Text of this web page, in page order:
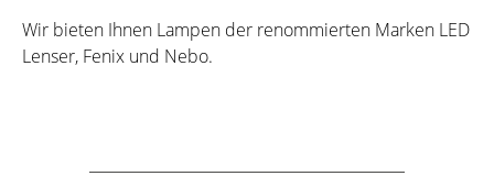
Wir bieten Ihnen Lampen der renommierten Marken LED
Lenser, Fenix und Nebo.